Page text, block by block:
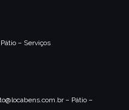
– Serviços
– Pátio –